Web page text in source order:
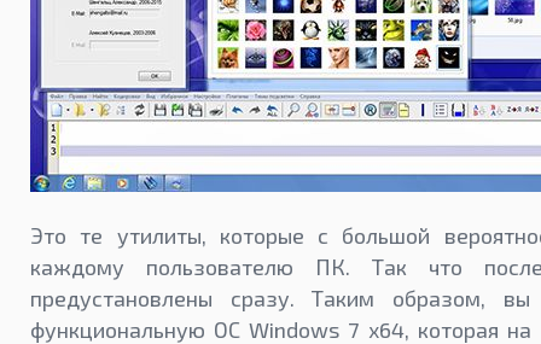
Это те утилиты, которые с большой
каждому пользователю ПК. Так что
предустановлены сразу. Таким образом, вы
функциональную ОС Windows 7 x64, которая на